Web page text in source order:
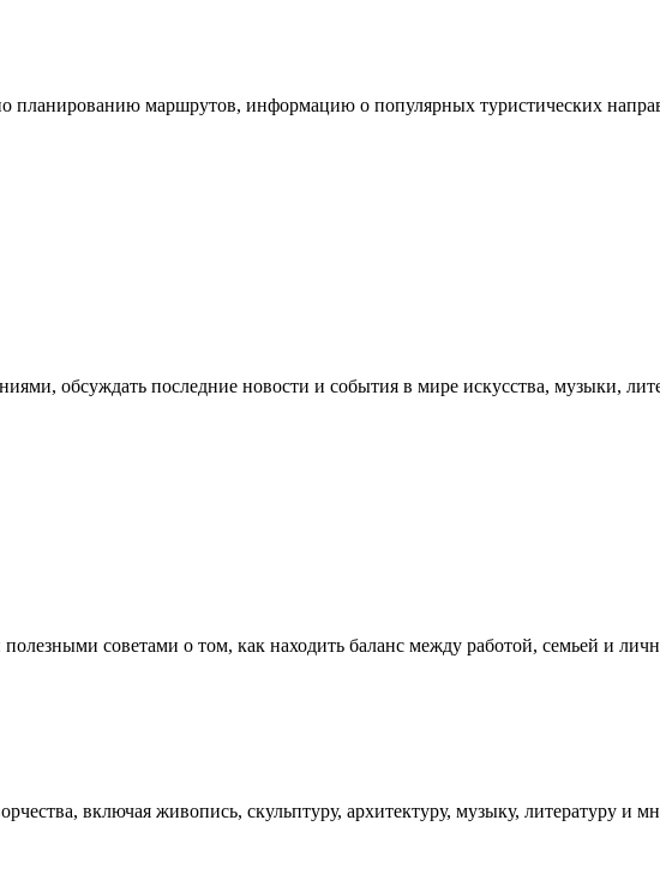
планированию маршрутов, информацию о популярных туристических
обсуждать последние новости и события в мире искусства, музыки,
советами о том, как находить баланс между работой, семьей и
включая живопись, скульптуру, архитектуру, музыку, литературу и